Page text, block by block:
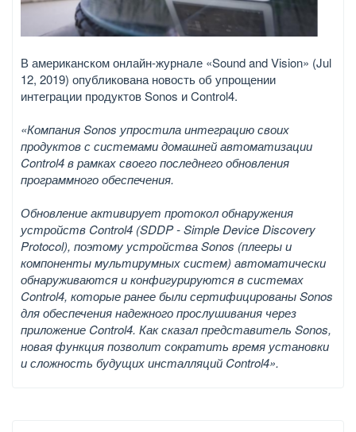
В американском онлайн-журнале «Sound and Vision» (Jul
12, 2019) опубликована новость об упрощении
интеграции продуктов Sonos и Control4.
«Компания Sonos упростила интеграцию своих
продуктов с системами домашней автоматизации
Control4 в рамках своего последнего обновления
программного обеспечения.
Обновление активирует протокол обнаружения
устройств Control4 (SDDP - Simple Device Discovery
Protocol), поэтому устройства Sonos (плееры и
компоненты мультирумных систем) автоматически
обнаруживаются и конфигурируются в системах
Control4, которые ранее были сертифицированы Sonos
для обеспечения надежного прослушивания через
приложение Control4. Как сказал представитель Sonos,
новая функция позволит сократить время установки
и сложность будущих инсталляций Control4».